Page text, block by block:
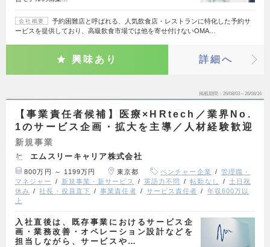
会社概要
予約困難店と呼ばれる、人気飲食店・レストランに特化した予約サ
ービスを提供しており、高級飲食市場では他を寄せ付けないOMA…
興味あり 詳細へ
掲載期間 26/08/03～26/08/16
【事業責任者候補】医療×HRtech／業界No.
1のサービス企画・拡大を主導／人材経験歓迎
新規事業
エムスリーキャリア株式会社
800万円 ～ 1199万円 東京都 ベンチャー企業
管理職・
マネジャー
新規事業・新サービス 英語力不問 転勤なし
土日祝
休み
社長・役員直下 事業責任者 サービス責任者
年収600万以
上
入社直後は、既存事業におけるサービス企
画・業務改善・オペレーション設計などを
担当しながら、サービスや…